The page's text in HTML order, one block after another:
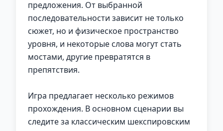
предложения. От выбранной
последовательности зависит не только
сюжет, но и физическое пространство
уровня, и некоторые слова могут стать
мостами, другие превратятся в
препятствия.
Игра предлагает несколько режимов
прохождения. В основном сценарии вы
следите за классическим шекспировским